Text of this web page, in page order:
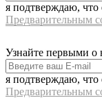
я подтверждаю, что
Предварительным
Узнайте первыми о
я подтверждаю, что
Предварительным